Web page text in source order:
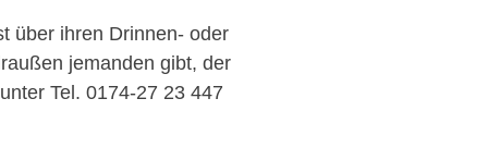
über ihren Drinnen- oder
jemanden gibt, der
Tel. 0174-27 23 447